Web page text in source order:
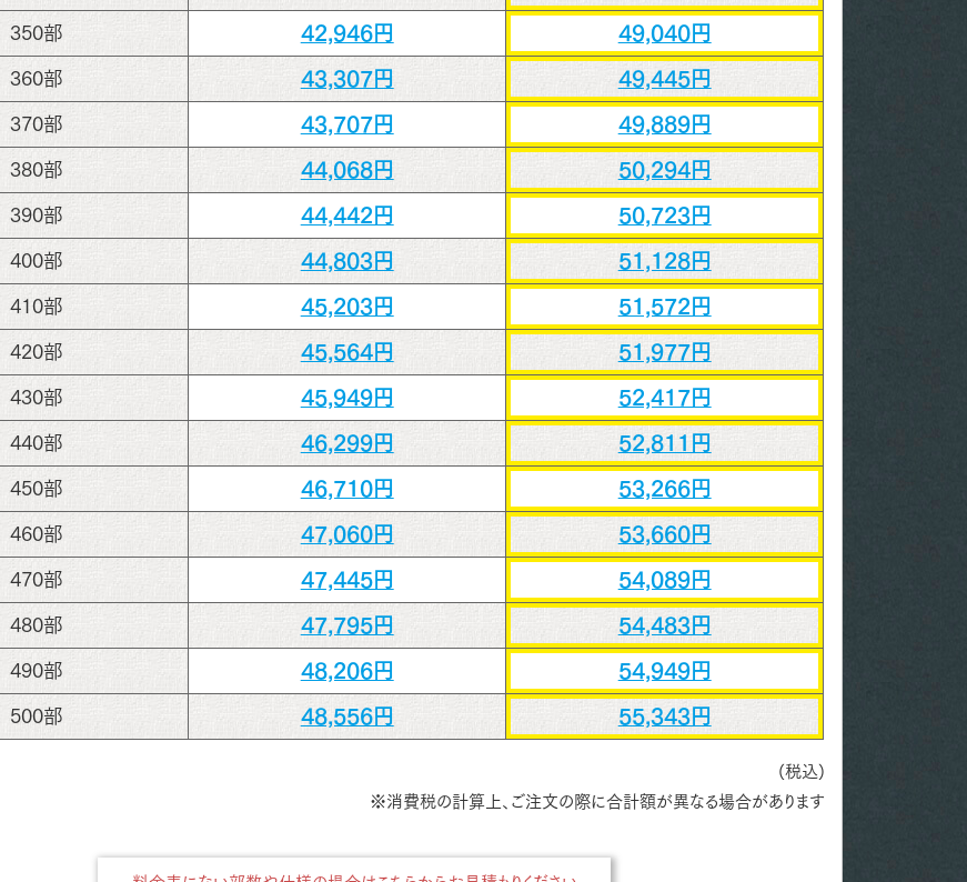
350部 42,946円 49,040円
360部 43,307円 49,445円
370部 43,707円 49,889円
380部 44,068円 50,294円
390部 44,442円 50,723円
400部 44,803円 51,128円
410部 45,203円 51,572円
420部 45,564円 51,977円
430部 45,949円 52,417円
440部 46,299円 52,811円
450部 46,710円 53,266円
460部 47,060円 53,660円
470部 47,445円 54,089円
480部 47,795円 54,483円
490部 48,206円 54,949円
500部 48,556円 55,343円
(税込)
※消費税の計算上、ご注文の際に合計額が異なる場合があります